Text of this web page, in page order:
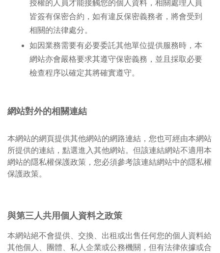
授權的人員才能接觸您的個人資料，相關處理人員
皆簽有保密合約，如有違反保密義務者，將會受到
相關的法律處分。
如因業務需要有必要委託其他單位提供服務時，本
網站亦會嚴格要求其遵守保密義務，並且採取必要
檢查程序以確定其將確實遵守。
網站對外的相關連結
本網站的網頁提供其他網站的網路連結，您也可經由本網站
所提供的連結，點選進入其他網站。但該連結網站不適用本
網站的隱私權保護政策，您必須參考該連結網站中的隱私權
保護政策。
與第三人共用個人資料之政策
本網站絕不會提供、交換、出租或出售任何您的個人資料給
其他個人、團體、私人企業或公務機關，但有法律依據或合